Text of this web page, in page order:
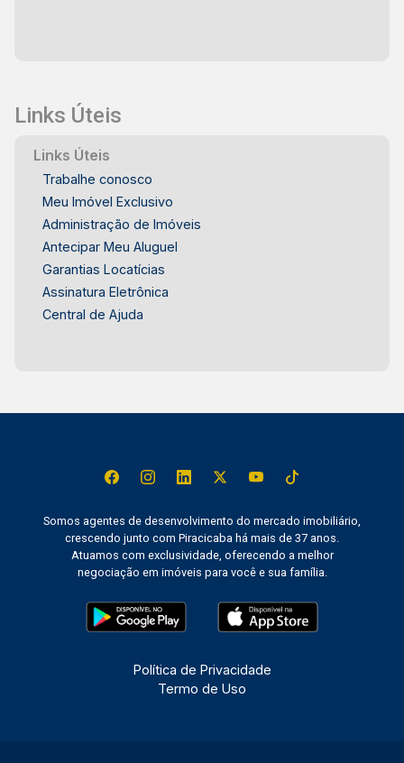
Links Úteis
Links Úteis
Trabalhe conosco
Meu Imóvel Exclusivo
Administração de Imóveis
Antecipar Meu Aluguel
Garantias Locatícias
Assinatura Eletrônica
Central de Ajuda
Somos agentes de desenvolvimento do mercado imobiliário,
crescendo junto com Piracicaba há mais de 37 anos.
Atuamos com exclusividade, oferecendo a melhor
negociação em imóveis para você e sua família.
Política de Privacidade
Termo de Uso